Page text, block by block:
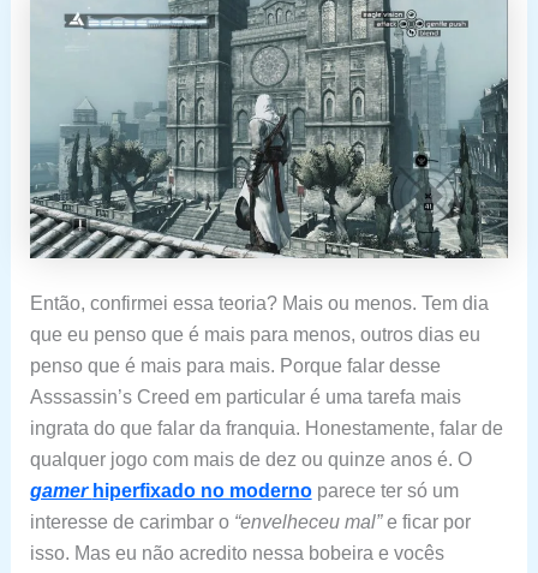
Então, confirmei essa teoria? Mais ou menos. Tem dia
que eu penso que é mais para menos, outros dias eu
penso que é mais para mais. Porque falar desse
Asssassin’s Creed em particular é uma tarefa mais
ingrata do que falar da franquia. Honestamente, falar de
qualquer jogo com mais de dez ou quinze anos é. O
gamer hiperfixado no modernoparece ter só um
interesse de carimbar o “envelheceu mal”e ficar por
isso. Mas eu não acredito nessa bobeira e vocês